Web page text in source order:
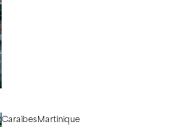
CaraïbesMartinique